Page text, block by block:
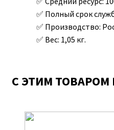
Полный срок
Производство:
Вес: 1,05 кг.
С ЭТИМ